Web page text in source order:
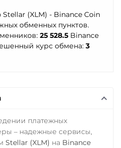
Terra (LUNA)
Terra Classic (LUNC)
Tether Gold (XAUt)
Tezos (XTZ)
ПУМБ UAH
Райффайзен
RUB UAH
Россельхоз банк RUB
Сбербанк
RUB KZT QR RUB
(XLM) - Binance Coin
обменных пунктов.
25 528.5 Binance
курс обмена: 3
платежных
– надежные сервисы,
Stellar (XLM) на Binance